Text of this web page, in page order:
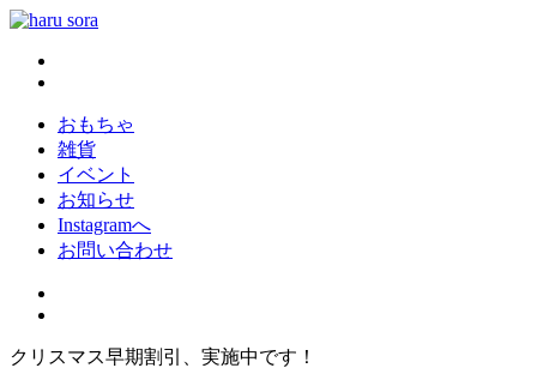
コ
haru sora
新しいharusoraもよろしくおねがいします
おもちゃ
雑貨
イベント
お知らせ
Instagramへ
お問い合わせ
クリスマス早期割引、実施中です！